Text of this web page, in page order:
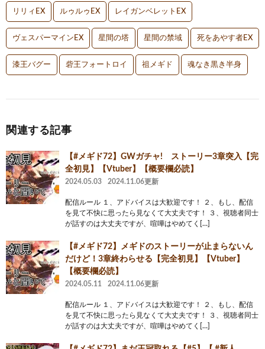
リリィEX ルゥルゥEX レイガンベレットEX
ヴェスパーマインEX 星間の塔 星間の禁域 死をあやす者EX
漆王バグー 砦王フォートロイ 祖メギド 魂なき黒き半身
関連する記事
【#メギド72】GWガチャ! ストーリー3章突入【完
全初見】【Vtuber】【概要欄必読】
2024.05.03 2024.11.06更新
配信ルール １、アドバイスは大歓迎です！ ２、もし、配信
を見て不快に思ったら見なくて大丈夫です！ ３、視聴者同士
が話すのは大丈夫ですが、喧嘩はやめてく[…]
【#メギド72】メギドのストーリーが止まらないん
だけど！3章終わらせる【完全初見】【Vtuber】
【概要欄必読】
2024.05.11 2024.11.06更新
配信ルール １、アドバイスは大歓迎です！ ２、もし、配信
を見て不快に思ったら見なくて大丈夫です！ ３、視聴者同士
が話すのは大丈夫ですが、喧嘩はやめてく[…]